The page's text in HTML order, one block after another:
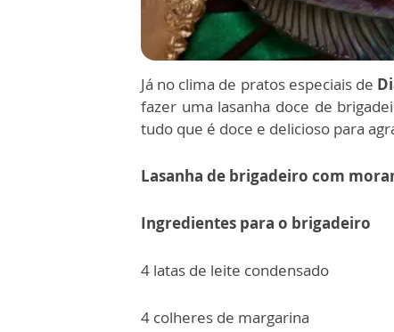
Já no clima de pratos especiais de
fazer uma lasanha doce de
tudo que é doce e delicioso para
Lasanha de brigadeiro com
Ingredientes para o brigadeiro
4 latas de leite condensado
4 colheres de margarina